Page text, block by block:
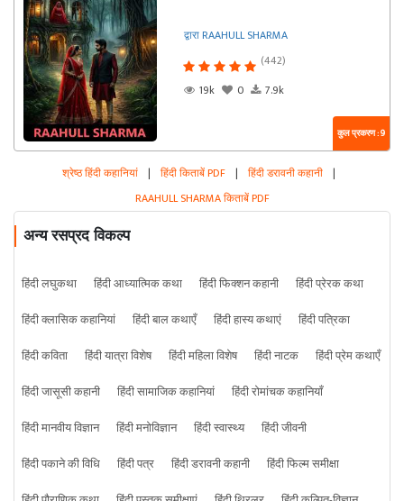
द्वारा RAAHULL SHARMA
(442)
19k
0 7.9k
कुल प्रकरण : 9
श्रेष्ठ हिंदी कहानियां | हिंदी किताबें PDF | हिंदी डरावनी कहानी |
RAAHULL SHARMA किताबें PDF
अन्य रसप्रद विकल्प
हिंदी लघुकथा हिंदी आध्यात्मिक कथा हिंदी फिक्शन कहानी
हिंदी प्रेरक कथा
हिंदी क्लासिक कहानियां
हिंदी बाल कथाएँ हिंदी हास्य कथाएं
हिंदी पत्रिका
हिंदी कविता
हिंदी यात्रा विशेष हिंदी महिला विशेष हिंदी नाटक
हिंदी प्रेम कथाएँ
हिंदी जासूसी कहानी
हिंदी सामाजिक कहानियां
हिंदी रोमांचक कहानियाँ
हिंदी मानवीय विज्ञान
हिंदी मनोविज्ञान हिंदी स्वास्थ्य
हिंदी जीवनी
हिंदी पकाने की विधि
हिंदी पत्र हिंदी डरावनी कहानी
हिंदी फिल्म समीक्षा